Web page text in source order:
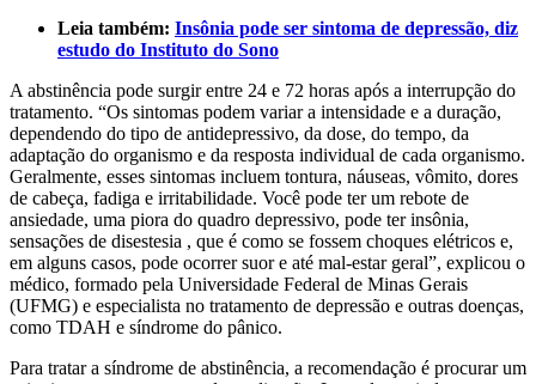
Leia também: Insônia pode ser sintoma de depressão, diz
estudo do Instituto do Sono
A abstinência pode surgir entre 24 e 72 horas após a interrupção do
tratamento. “Os sintomas podem variar a intensidade e a duração,
dependendo do tipo de antidepressivo, da dose, do tempo, da
adaptação do organismo e da resposta individual de cada organismo.
Geralmente, esses sintomas incluem tontura, náuseas, vômito, dores
de cabeça, fadiga e irritabilidade. Você pode ter um rebote de
ansiedade, uma piora do quadro depressivo, pode ter insônia,
sensações de disestesia , que é como se fossem choques elétricos e,
em alguns casos, pode ocorrer suor e até mal-estar geral”, explicou o
médico, formado pela Universidade Federal de Minas Gerais
(UFMG) e especialista no tratamento de depressão e outras doenças,
como TDAH e síndrome do pânico.
Para tratar a síndrome de abstinência, a recomendação é procurar um